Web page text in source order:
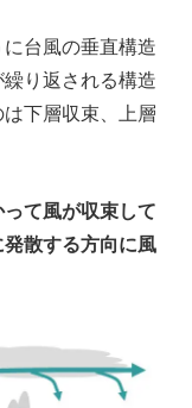
台風の垂直構造
り返される構造
下層収束、上層
て風が収束して
散する方向に風